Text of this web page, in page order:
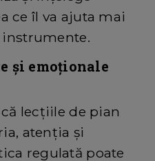
ce îl va ajuta mai
instrumente.
și emoționale
lecțiile de pian
atenția și
regulată poate